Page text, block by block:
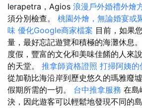
Ierapetra，Agios 浪漫戶外婚禮外燴
須分別檢查。 桃園外燴，無論婚宴或
味 優化Google商家檔案 目前，如果
量，最好忘記遊覽和積極的海灘休息
度假，豐富的文化和美味佳餚的人來
的天堂。 推拿師資格證照 打掃阿姨的
從加勒比海沿岸到歷史悠久的瑪雅廢
假期所需的一切。 台中推拿服務 在島
決，因此遊客可以輕鬆地發現不同的